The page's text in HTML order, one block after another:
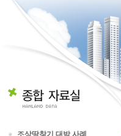
조상땅찾기 대박 사례